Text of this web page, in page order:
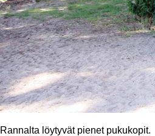
Rannalta löytyvät pienet pukukopit.